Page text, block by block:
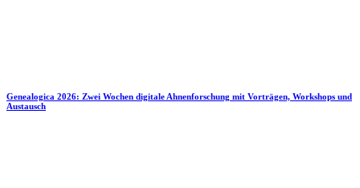
Genealogica 2026: Zwei Wochen digitale Ahnenforschung mit Vorträgen, Workshops und
Austausch